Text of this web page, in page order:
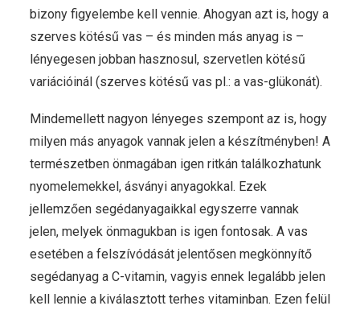
bizony figyelembe kell vennie. Ahogyan azt is, hogy a
szerves kötésű vas – és minden más anyag is –
lényegesen jobban hasznosul, szervetlen kötésű
variációinál (szerves kötésű vas pl.: a vas-glükonát).
Mindemellett nagyon lényeges szempont az is, hogy
milyen más anyagok vannak jelen a készítményben! A
természetben önmagában igen ritkán találkozhatunk
nyomelemekkel, ásványi anyagokkal. Ezek
jellemzően segédanyagaikkal egyszerre vannak
jelen, melyek önmagukban is igen fontosak. A vas
esetében a felszívódását jelentősen megkönnyítő
segédanyag a C-vitamin, vagyis ennek legalább jelen
kell lennie a kiválasztott terhes vitaminban. Ezen felül